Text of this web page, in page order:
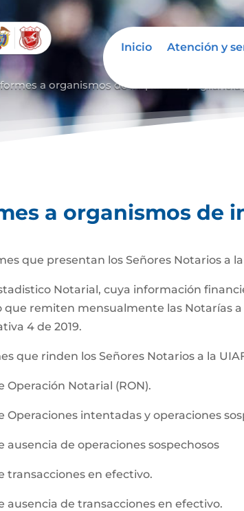
Inicio Atención y
a organismos de inspección, vigilancia
a organismos de
que presentan los Señores Notarios a
Notarial, cuya información
que remiten mensualmente las Notarías
4 de 2019.
que rinden los Señores Notarios a la
Operación Notarial (RON).
Operaciones intentadas y operaciones
ausencia de operaciones sospechosos
transacciones en efectivo.
ausencia de transacciones en efectivo.